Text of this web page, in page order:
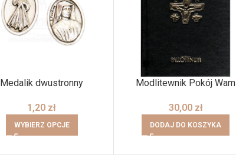
Medalik dwustronny
1,20 zł
WYBIERZ OPCJE
Modlitewnik Pokój Wam
30,00 zł
DODAJ DO KOSZYKA